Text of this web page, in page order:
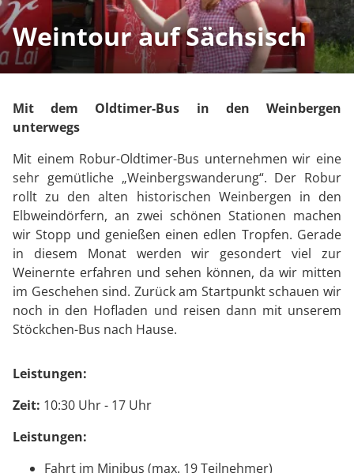
Weintour auf Sächsisch
Mit dem Oldtimer-Bus in den Weinbergen
unterwegs
Mit einem Robur-Oldtimer-Bus unternehmen wir eine
sehr gemütliche „Weinbergswanderung“. Der Robur
rollt zu den alten historischen Weinbergen in den
Elbweindörfern, an zwei schönen Stationen machen
wir Stopp und genießen einen edlen Tropfen. Gerade
in diesem Monat werden wir gesondert viel zur
Weinernte erfahren und sehen können, da wir mitten
im Geschehen sind. Zurück am Startpunkt schauen wir
noch in den Hofladen und reisen dann mit unserem
Stöckchen-Bus nach Hause.
Leistungen:
Zeit: 10:30 Uhr - 17 Uhr
Leistungen:
Fahrt im Minibus (max. 19 Teilnehmer)